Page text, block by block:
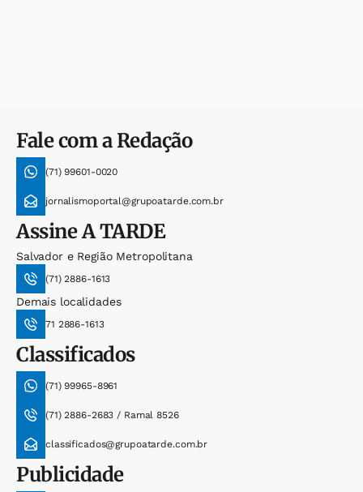
Fale com a Redação
(71) 99601-0020
jornalismoportal@grupoatarde.com.br
AssineA TARDE
Salvador e Região Metropolitana
(71) 2886-1613
Demais localidades
71 2886-1613
Classificados
(71) 99965-8961
(71) 2886-2683 / Ramal 8526
classificados@grupoatarde.com.br
Publicidade